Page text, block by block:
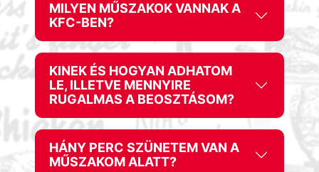
MILYEN MŰSZAKOK VANNAK A
KFC-BEN?
KINEK ÉS HOGYAN ADHATOM
LE, ILLETVE MENNYIRE
RUGALMAS A BEOSZTÁSOM?
HÁNY PERC SZÜNETEM VAN A
MŰSZAKOM ALATT?